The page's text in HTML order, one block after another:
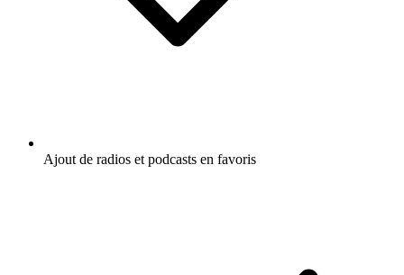
Ajout de radios et podcasts en favoris